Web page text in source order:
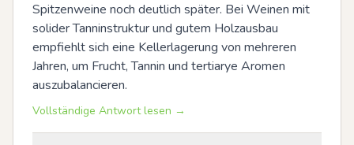
Spitzenweine noch deutlich später. Bei Weinen mit
solider Tanninstruktur und gutem Holzausbau
empfiehlt sich eine Kellerlagerung von mehreren
Jahren, um Frucht, Tannin und tertiarye Aromen
auszubalancieren.
Vollständige Antwort lesen →